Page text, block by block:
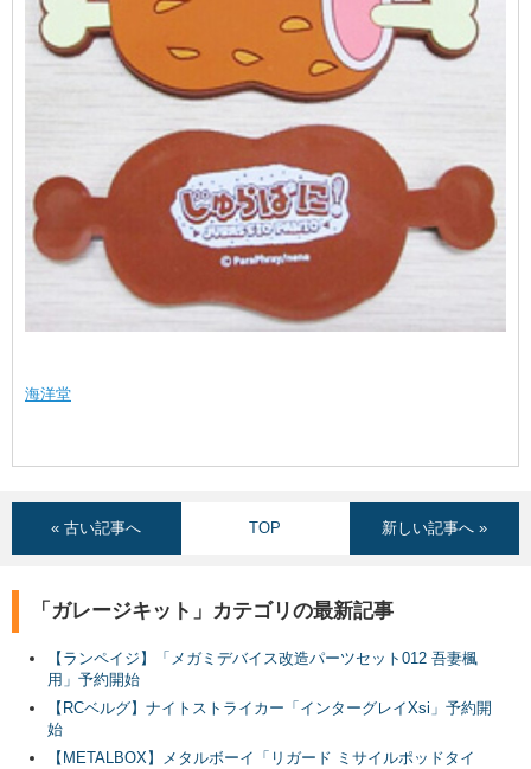
海洋堂
« 古い記事へ TOP 新しい記事へ »
「ガレージキット」カテゴリの最新記事
【ランペイジ】「メガミデバイス改造パーツセット012 吾妻楓
用」予約開始
【RCベルグ】ナイトストライカー「インターグレイXsi」予約開
始
【METALBOX】メタルボーイ「リガード ミサイルポッドタイ